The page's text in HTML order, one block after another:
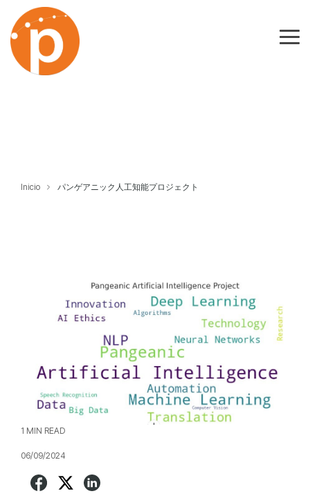
the
main
content.
Inicio パンゲアニック人工知能プロジェクト
1 MIN READ
06/09/2024